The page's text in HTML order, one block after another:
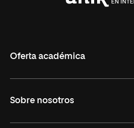
Oferta académica
Licenciaturas en línea
Sobre nosotros